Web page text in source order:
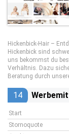
Hickenbick-Hair –
Hickenbick sind
uns bekommst du
Verhältnis. Dazu
Beratung durch
14
Start
Stornoquote